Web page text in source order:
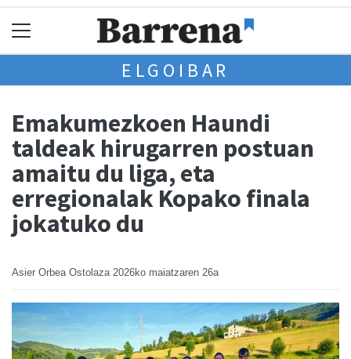
ELGOIBAR
Emakumezkoen Haundi
taldeak hirugarren postuan
amaitu du liga, eta
erregionalak Kopako finala
jokatuko du
Asier Orbea Ostolaza 2026ko maiatzaren 26a